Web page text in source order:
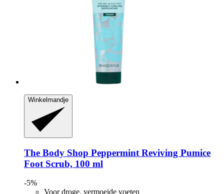
Winkelmandje
The Body Shop Peppermint Reviving Pumice
Foot Scrub, 100 ml
-5%
Voor droge, vermoeide voeten